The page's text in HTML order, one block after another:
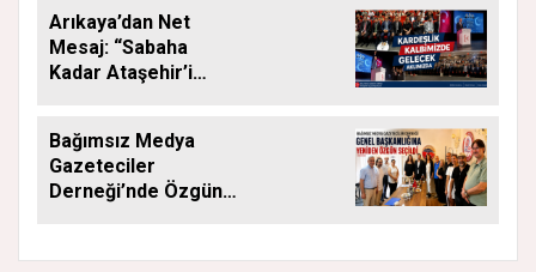
Arıkaya’dan Net
Mesaj: “Sabaha
Kadar Ataşehir’i
Bağımsız Medya
Gazeteciler
Derneği’nde Özgün